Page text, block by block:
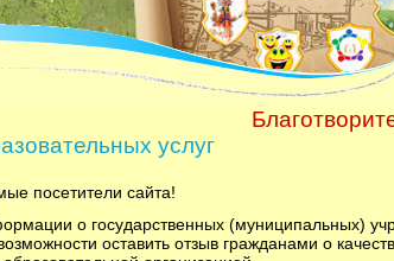
услуг
посетители сайта!
о государственных (муниципальных)
оставить отзыв гражданами о